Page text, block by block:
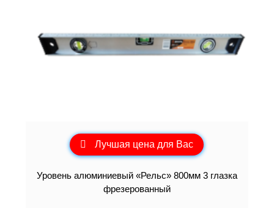
Лучшая цена для Вас
Уровень алюминиевый «Рельс» 800мм 3 глазка
фрезерованный